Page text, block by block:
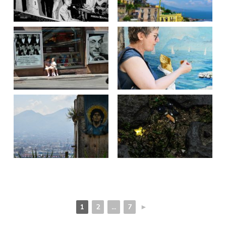
1 2 ... 7 ►